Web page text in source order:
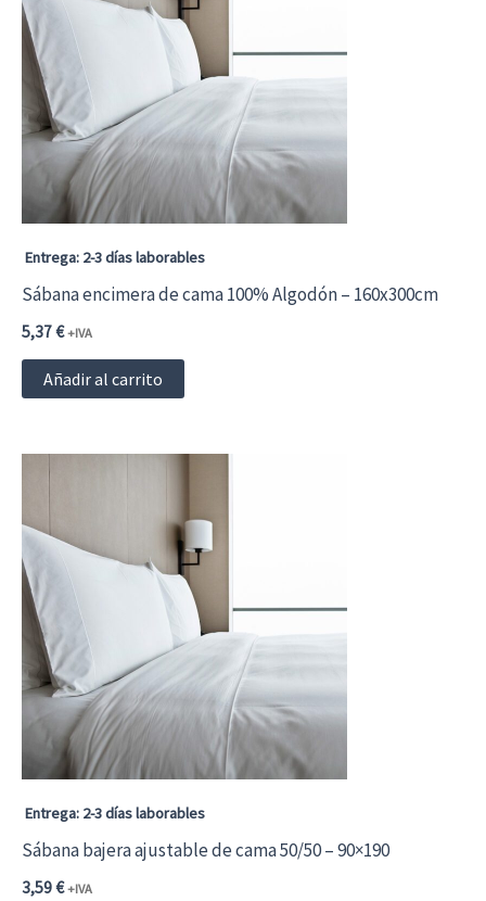
Entrega: 2-3 días laborables
Sábana encimera de cama 100% Algodón – 160x300cm
5,37€ +IVA
Añadir al carrito
Entrega: 2-3 días laborables
Sábana bajera ajustable de cama 50/50 – 90×190
3,59€ +IVA